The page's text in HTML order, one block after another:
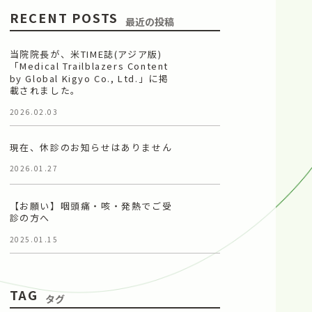
RECENT POSTS 最近の投稿
当院院長が、米TIME誌(アジア版)
「Medical Trailblazers Content
by Global Kigyo Co., Ltd.」に掲
載されました。
2026.02.03
現在、休診のお知らせはありません
2026.01.27
【お願い】咽頭痛・咳・発熱でご受
診の方へ
2025.01.15
TAG タグ